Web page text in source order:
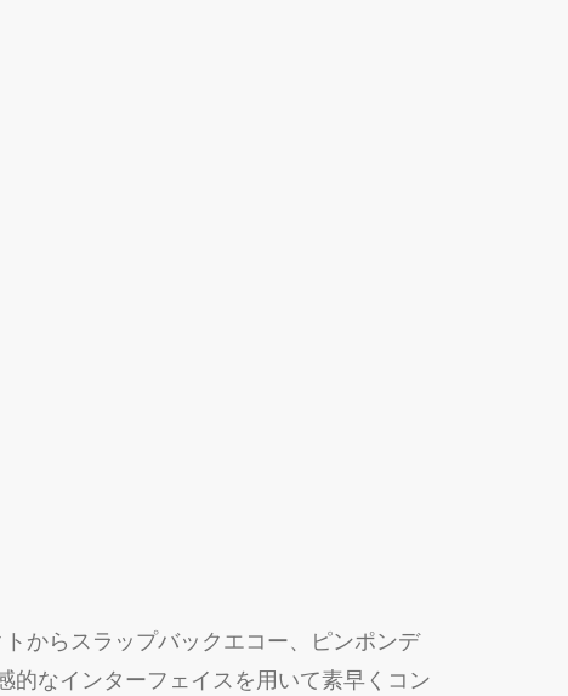
からスラップバックエコー、ピンポンデ
なインターフェイスを用いて素早くコン